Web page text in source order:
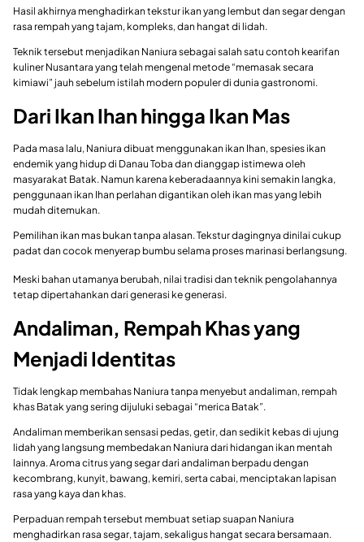
Hasil akhirnya menghadirkan tekstur ikan yang lembut dan segar dengan
rasa rempah yang tajam, kompleks, dan hangat di lidah.
Teknik tersebut menjadikan Naniura sebagai salah satu contoh kearifan
kuliner Nusantara yang telah mengenal metode “memasak secara
kimiawi” jauh sebelum istilah modern populer di dunia gastronomi.
Dari Ikan Ihan hingga Ikan Mas
Pada masa lalu, Naniura dibuat menggunakan ikan Ihan, spesies ikan
endemik yang hidup di Danau Toba dan dianggap istimewa oleh
masyarakat Batak. Namun karena keberadaannya kini semakin langka,
penggunaan ikan Ihan perlahan digantikan oleh ikan mas yang lebih
mudah ditemukan.
Pemilihan ikan mas bukan tanpa alasan. Tekstur dagingnya dinilai cukup
padat dan cocok menyerap bumbu selama proses marinasi berlangsung.
Meski bahan utamanya berubah, nilai tradisi dan teknik pengolahannya
tetap dipertahankan dari generasi ke generasi.
Andaliman, Rempah Khas yang
Menjadi Identitas
Tidak lengkap membahas Naniura tanpa menyebut andaliman, rempah
khas Batak yang sering dijuluki sebagai “merica Batak”.
Andaliman memberikan sensasi pedas, getir, dan sedikit kebas di ujung
lidah yang langsung membedakan Naniura dari hidangan ikan mentah
lainnya. Aroma citrus yang segar dari andaliman berpadu dengan
kecombrang, kunyit, bawang, kemiri, serta cabai, menciptakan lapisan
rasa yang kaya dan khas.
Perpaduan rempah tersebut membuat setiap suapan Naniura
menghadirkan rasa segar, tajam, sekaligus hangat secara bersamaan.